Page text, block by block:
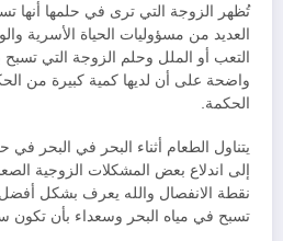
تُظهر الزوجة التي ترى في حلمها أنها
العديد من مسؤوليات الحياة الأسرية
التعب أو الملل وحلم الزوجة التي تسبح
واضحة على أن لديها كمية كبيرة من
الحكمة.
يتناول الطعام أثناء البحر في البحر
إلى اندلاع بعض المشكلات الزوجية
نقطة الانفصال والله يعرف بشكل
تسبح في مياه البحر وسعداء بأن تكون